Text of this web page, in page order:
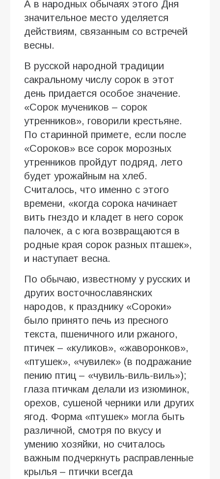
А в народных обычаях этого Дня
значительное место уделяется
действиям, связанным со встречей
весны.
В русской народной традиции
сакральному числу сорок в этот
день придается особое значение.
«Сорок мучеников – сорок
утренников», говорили крестьяне.
По старинной примете, если после
«Сороков» все сорок морозных
утренников пройдут подряд, лето
будет урожайным на хлеб.
Считалось, что именно с этого
времени, «когда сорока начинает
вить гнездо и кладет в него сорок
палочек, а с юга возвращаются в
родные края сорок разных пташек»,
и наступает весна.
По обычаю, известному у русских и
других восточнославянских
народов, к празднику «Сороки»
было принято печь из пресного
текста, пшеничного или ржаного,
птичек – «куликов», «жаворонков»,
«птушек», «чувилек» (в подражание
пению птиц – «чувиль-виль-виль»);
глаза птичкам делали из изюминок,
орехов, сушеной черники или других
ягод. Форма «птушек» могла быть
различной, смотря по вкусу и
умению хозяйки, но считалось
важным подчеркнуть расправленные
крылья – птички всегда